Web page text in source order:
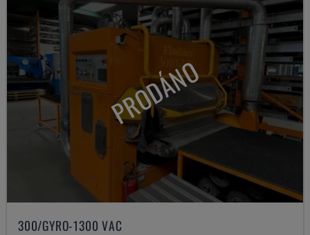
PRODÁNO
300/GYRO-1300 VAC